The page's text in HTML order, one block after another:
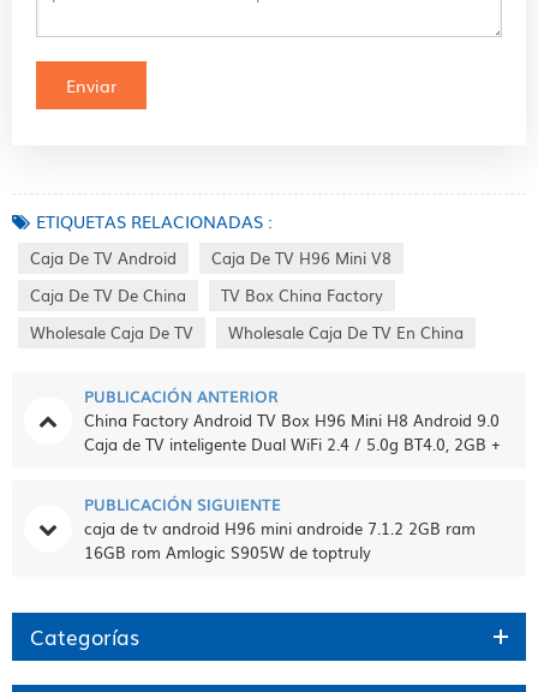
ETIQUETAS RELACIONADAS :
Caja De TV Android
Caja De TV H96 Mini V8
Caja De TV De China
TV Box China Factory
Wholesale Caja De TV
Wholesale Caja De TV En China
PUBLICACIÓN ANTERIOR
China Factory Android TV Box H96 Mini H8 Android 9.0
Caja de TV inteligente Dual WiFi 2.4 / 5.0g BT4.0, 2GB +
PUBLICACIÓN SIGUIENTE
caja de tv android H96 mini androide 7.1.2 2GB ram
16GB rom Amlogic S905W de toptruly
Categorías